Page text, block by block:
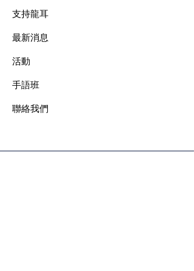
支持龍耳
最新消息
​活動
手語班
​聯絡我們